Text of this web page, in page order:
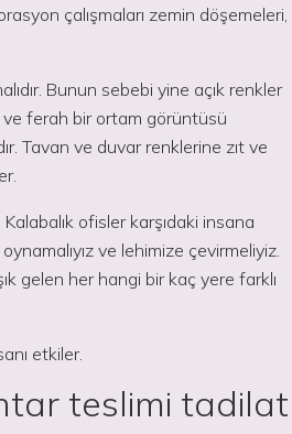
çalışmaları zemin döşemeleri,
Bunun sebebi yine açık renkler
ferah bir ortam görüntüsü
Tavan ve duvar renklerine zıt ve
ofisler karşıdaki insana
ve lehimize çevirmeliyiz.
gelen her hangi bir kaç yere farklı
etkiler.
teslimi tadilat